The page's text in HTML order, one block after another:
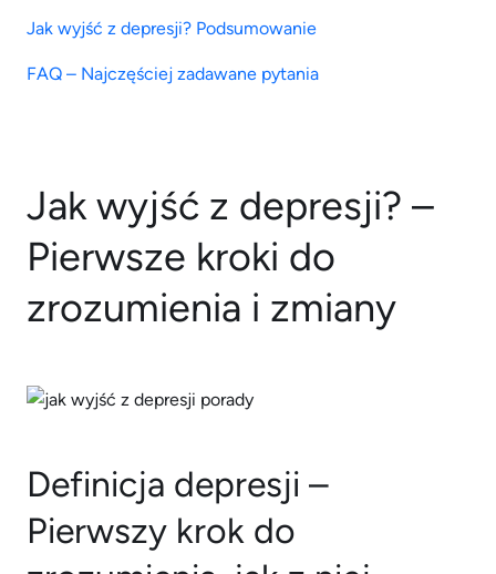
Jak wyjść z depresji? Podsumowanie
FAQ – Najczęściej zadawane pytania
Jak wyjść z depresji? –
Pierwsze kroki do
zrozumienia i zmiany
Definicja depresji –
Pierwszy krok do